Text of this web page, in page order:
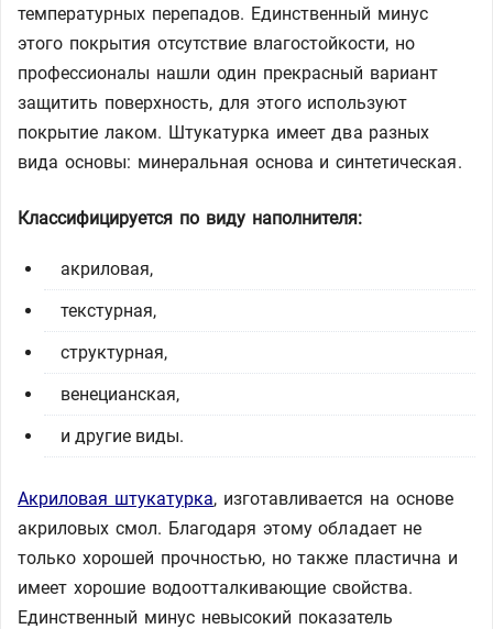
температурных перепадов. Единственный минус
этого покрытия отсутствие влагостойкости, но
профессионалы нашли один прекрасный вариант
защитить поверхность, для этого используют
покрытие лаком. Штукатурка имеет два разных
вида основы: минеральная основа и синтетическая.
Классифицируется по виду наполнителя:
акриловая,
текстурная,
структурная,
венецианская,
и другие виды.
Акриловая штукатурка, изготавливается на основе
акриловых смол. Благодаря этому обладает не
только хорошей прочностью, но также пластична и
имеет хорошие водоотталкивающие свойства.
Единственный минус невысокий показатель